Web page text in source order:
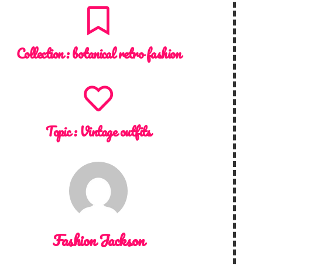
Collection :botanical retro fashion
Topic :Vintage outfits
Fashion Jackson